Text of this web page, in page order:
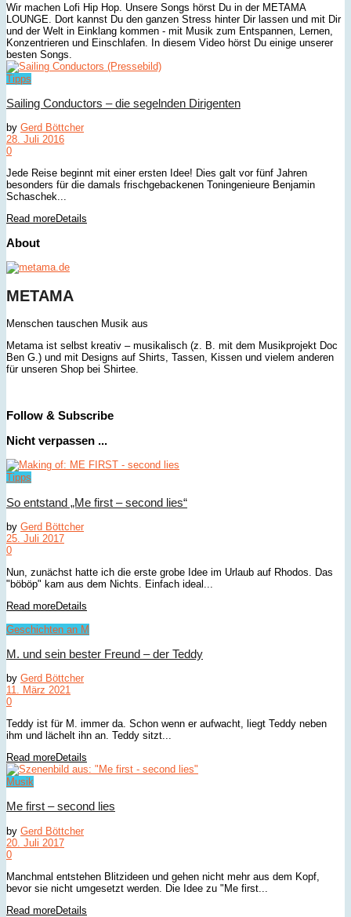
Wir machen Lofi Hip Hop. Unsere Songs hörst Du in der METAMA
LOUNGE. Dort kannst Du den ganzen Stress hinter Dir lassen und mit Dir
und der Welt in Einklang kommen - mit Musik zum Entspannen, Lernen,
Konzentrieren und Einschlafen. In diesem Video hörst Du einige unserer
besten Songs.
Tipps
Sailing Conductors – die segelnden Dirigenten
by Gerd Böttcher
28. Juli 2016
0
Jede Reise beginnt mit einer ersten Idee! Dies galt vor fünf Jahren
besonders für die damals frischgebackenen Toningenieure Benjamin
Schaschek...
Read moreDetails
About
METAMA
Menschen tauschen Musik aus
Metama ist selbst kreativ – musikalisch (z. B. mit dem Musikprojekt Doc
Ben G.) und mit Designs auf Shirts, Tassen, Kissen und vielem anderen
für unseren Shop bei Shirtee.
Follow & Subscribe
Nicht verpassen ...
Tipps
So entstand „Me first – second lies“
by Gerd Böttcher
25. Juli 2017
0
Nun, zunächst hatte ich die erste grobe Idee im Urlaub auf Rhodos. Das
"böböp" kam aus dem Nichts. Einfach ideal...
Read moreDetails
Geschichten an M
M. und sein bester Freund – der Teddy
by Gerd Böttcher
11. März 2021
0
Teddy ist für M. immer da. Schon wenn er aufwacht, liegt Teddy neben
ihm und lächelt ihn an. Teddy sitzt...
Read moreDetails
Musik
Me first – second lies
by Gerd Böttcher
20. Juli 2017
0
Manchmal entstehen Blitzideen und gehen nicht mehr aus dem Kopf,
bevor sie nicht umgesetzt werden. Die Idee zu "Me first...
Read moreDetails